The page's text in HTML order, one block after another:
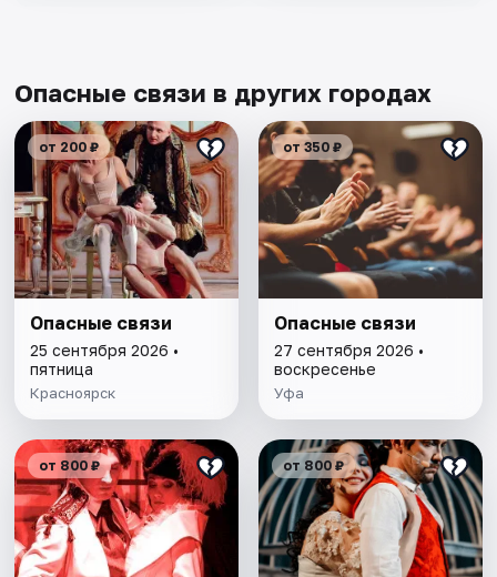
Опасные связи в других городах
от 200 ₽
Опасные связи
25 сентября 2026 •
пятница
Красноярск
от 350 ₽
Опасные связи
27 сентября 2026 •
воскресенье
Уфа
от 800 ₽ от 800 ₽